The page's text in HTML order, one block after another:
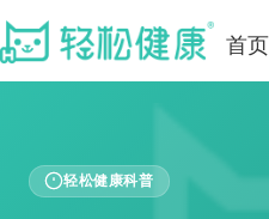
首页
轻松健康科普